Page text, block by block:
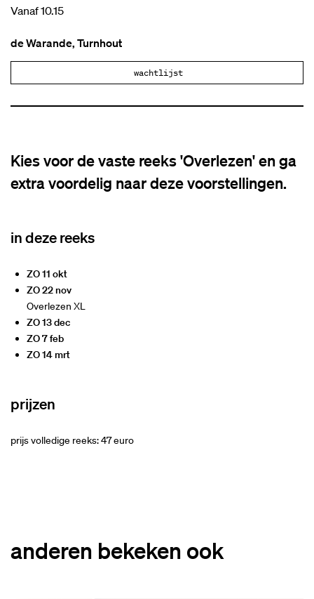
Vanaf 10.15
de Warande, Turnhout
wachtlijst
Kies voor de vaste reeks 'Overlezen' en ga
extra voordelig naar deze voorstellingen.
in deze reeks
ZO 11 okt
ZO 22 nov
Overlezen XL
ZO 13 dec
ZO 7 feb
ZO 14 mrt
prijzen
prijs volledige reeks: 47 euro
anderen bekeken ook